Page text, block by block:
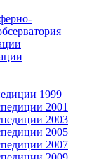
1999
2001
2003
2005
2007